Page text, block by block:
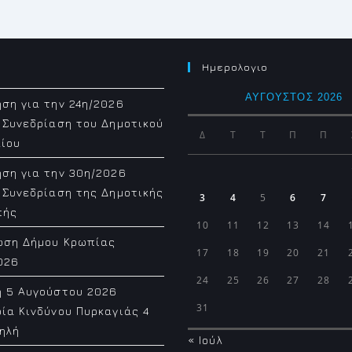
για την 24η/2026
Συνεδρίαση του Δημοτικού
για την 30η/2026
Συνεδρίαση της Δημοτικής
Δήμου Κρωπίας
5 Αυγούστου 2026
Κινδύνου Πυρκαγιάς 4
Ημερολογιο
ΑΎΓΟΥΣΤΟΣ 2026
Δ Τ Τ Π Π
3 4 5 6 7
10 11 12 13 14
17 18 19 20 21
24 25 26 27 28
31
« Ιούλ